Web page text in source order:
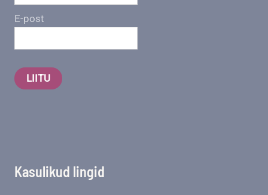
E-post
LIITU
Kasulikud lingid